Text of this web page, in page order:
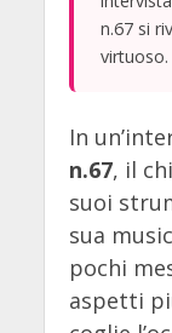
n.67 si
virtuoso.
In
n.67, il
suoi
sua
pochi
aspetti